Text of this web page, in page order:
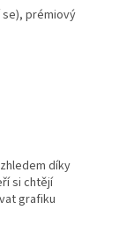
se), prémiový
díky
si chtějí
grafiku